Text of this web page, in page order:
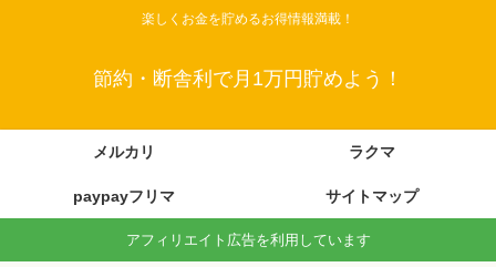
楽しくお金を貯めるお得情報満載！
節約・断舎利で月1万円貯めよう！
メルカリ ラクマ
paypayフリマ サイトマップ
アフィリエイト広告を利用しています